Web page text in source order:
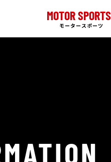
MOTOR SPORTS
モータースポーツ